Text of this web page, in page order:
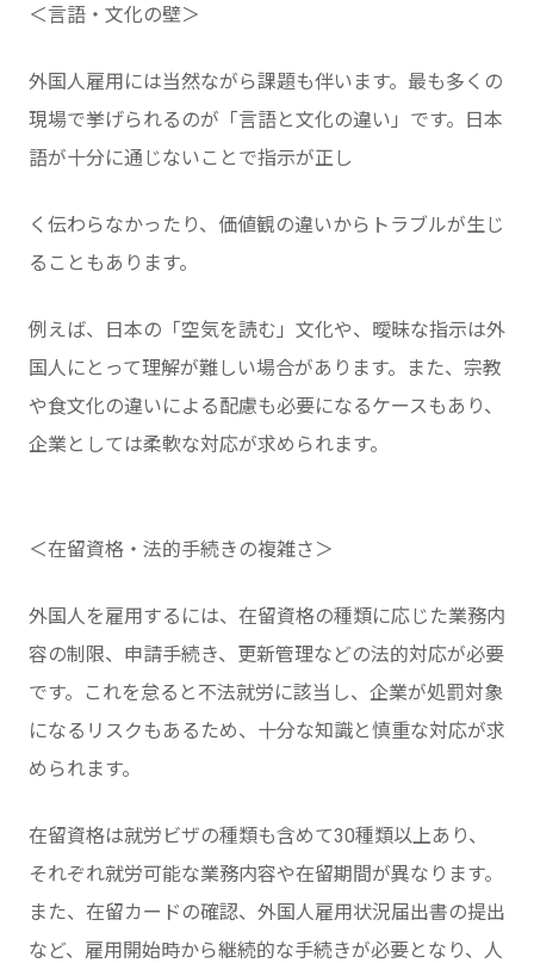
＜言語・文化の壁＞
外国人雇用には当然ながら課題も伴います。最も多くの
現場で挙げられるのが「言語と文化の違い」です。日本
語が十分に通じないことで指示が正し
く伝わらなかったり、価値観の違いからトラブルが生じ
ることもあります。
例えば、日本の「空気を読む」文化や、曖昧な指示は外
国人にとって理解が難しい場合があります。また、宗教
や食文化の違いによる配慮も必要になるケースもあり、
企業としては柔軟な対応が求められます。
＜在留資格・法的手続きの複雑さ＞
外国人を雇用するには、在留資格の種類に応じた業務内
容の制限、申請手続き、更新管理などの法的対応が必要
です。これを怠ると不法就労に該当し、企業が処罰対象
になるリスクもあるため、十分な知識と慎重な対応が求
められます。
在留資格は就労ビザの種類も含めて30種類以上あり、
それぞれ就労可能な業務内容や在留期間が異なります。
また、在留カードの確認、外国人雇用状況届出書の提出
など、雇用開始時から継続的な手続きが必要となり、人